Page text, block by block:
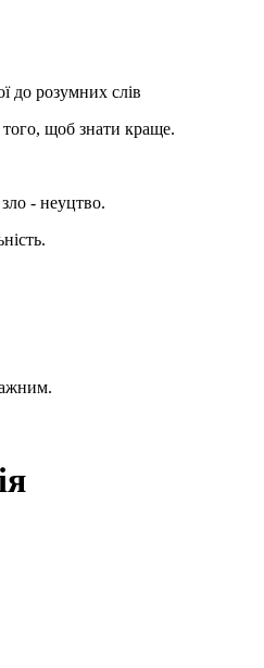
до розумних слів
щоб знати краще.
- неуцтво.